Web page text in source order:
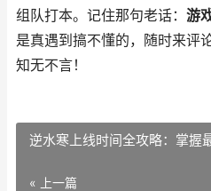
组队打本。记住那句老话： 游
是真遇到搞不懂的，随时来评
知无不言！
逆水寒上线时间全攻略：掌握
« 上一篇